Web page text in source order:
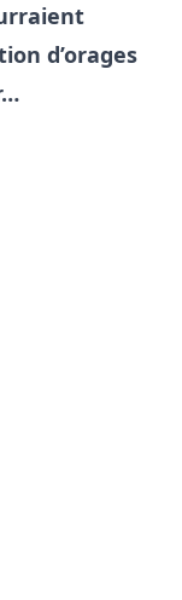
d’orages